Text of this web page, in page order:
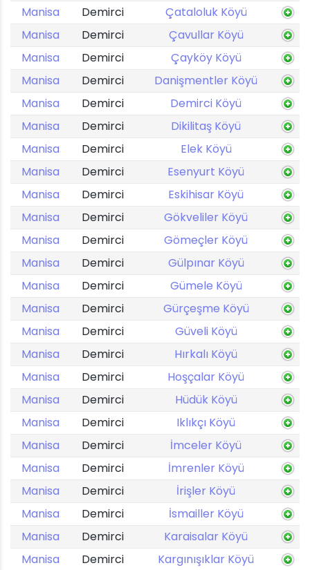
Manisa
Demirci
Çataloluk Köyü
Manisa
Demirci
Çavullar Köyü
Manisa
Demirci
Çayköy Köyü
Manisa
Demirci
Danişmentler Köyü
Manisa
Demirci
Demirci Köyü
Manisa
Demirci
Dikilitaş Köyü
Manisa
Demirci
Elek Köyü
Manisa
Demirci
Esenyurt Köyü
Manisa
Demirci
Eskihisar Köyü
Manisa
Demirci
Gökveliler Köyü
Manisa
Demirci
Gömeçler Köyü
Manisa
Demirci
Gülpınar Köyü
Manisa
Demirci
Gümele Köyü
Manisa
Demirci
Gürçeşme Köyü
Manisa
Demirci
Güveli Köyü
Manisa
Demirci
Hırkalı Köyü
Manisa
Demirci
Hoşçalar Köyü
Manisa
Demirci
Hüdük Köyü
Manisa
Demirci
Iklıkçı Köyü
Manisa
Demirci
İmceler Köyü
Manisa
Demirci
İmrenler Köyü
Manisa
Demirci
İrişler Köyü
Manisa
Demirci
İsmailler Köyü
Manisa
Demirci
Karaisalar Köyü
Manisa
Demirci
Kargınışıklar Köyü